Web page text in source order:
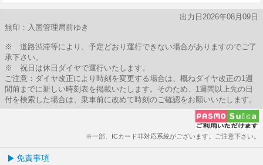
出力日2026年08月09日
無印：入国管理局前ゆき
※ 道路渋滞等により、予定どおり運行できない場合がありますのでご了
承下さい。
※ 祝日は休日ダイヤで運行いたします。
ご注意：ダイヤ改正により時刻を変更する場合は、概ねダイヤ改正の1週
間前までに新しい時刻表を掲載いたします。そのため、1週間以上先の日
付を検索した場合は、乗車前に改めて時刻のご確認をお願いいたします。
※一部、ICカード非対応系統がございます。ご注意下さい。
免責事項